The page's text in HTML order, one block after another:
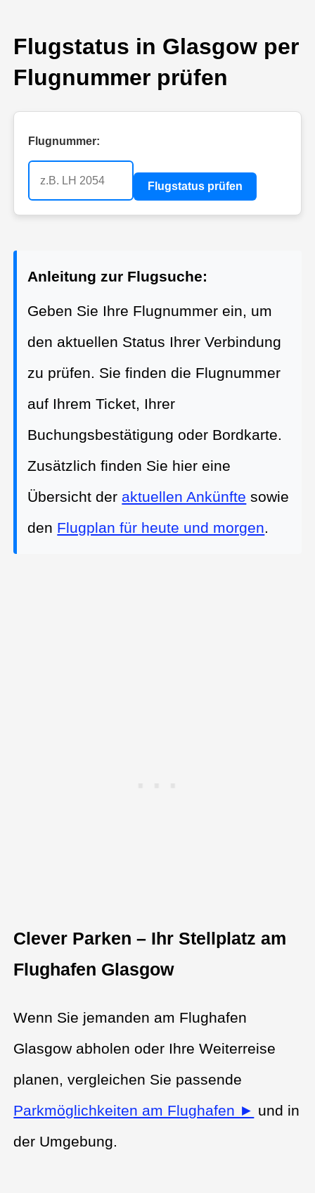
Flugstatus in Glasgow per
Flugnummer prüfen
Flugnummer:
Flugstatus prüfen
Anleitung zur Flugsuche:
Geben Sie Ihre Flugnummer ein, um
den aktuellen Status Ihrer Verbindung
zu prüfen. Sie finden die Flugnummer
auf Ihrem Ticket, Ihrer
Buchungsbestätigung oder Bordkarte.
Zusätzlich finden Sie hier eine
Übersicht der aktuellen Ankünfte sowie
den Flugplan für heute und morgen.
Clever Parken – Ihr Stellplatz am
Flughafen Glasgow
Wenn Sie jemanden am Flughafen
Glasgow abholen oder Ihre Weiterreise
planen, vergleichen Sie passende
Parkmöglichkeiten am Flughafen ► und in
der Umgebung.